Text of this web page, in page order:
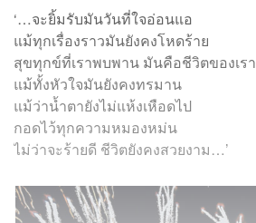
‘…จะยิ้มรับมันวันที่ใจอ่อนแอ
แม้ทุกเรื่องราวมันยังคงโหดร้าย
สุขทุกข์ที่เราพบพาน มันคือชีวิตของเรา
แม้ทั้งหัวใจมันยังคงทรมาน
แม้ว่าน้ำตายังไม่แห้งเหือดไป
กอดไว้ทุกความหมองหม่น
ไม่ว่าจะร้ายดี ชีวิตยังคงสวยงาม…’